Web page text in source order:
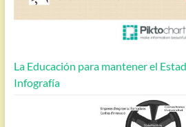
La Educación para mantener el
Infografía